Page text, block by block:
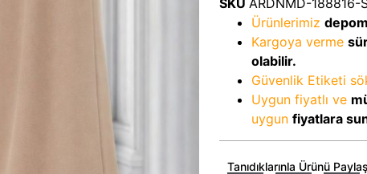
Ürünlerimiz
Kargoya verme
olabilir.
Güvenlik Etiketi
Uygun fiyatlı ve
uygun fiyatlara
Tanıdıklarınla Ürünü Paylaş